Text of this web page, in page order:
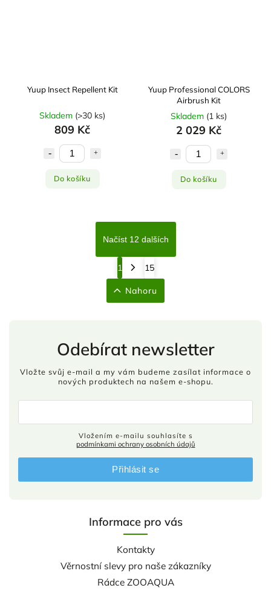
Yuup Insect Repellent Kit
Skladem (>30 ks)
809 Kč
Do košíku
Yuup Professional COLORS
Airbrush Kit
Skladem (1 ks)
2 029 Kč
Do košíku
Načíst 12 dalších
1 15
Nahoru
Informace pro vás
Kontakty
Věrnostní slevy pro naše zákazníky
Rádce ZOOAQUA
Odebírat newsletter
Vložte svůj e-mail a my vám budeme zasílat informace o
nových produktech na našem e-shopu.
podmínkami ochrany osobních údajů
Přihlásit se